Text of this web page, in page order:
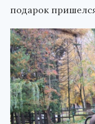
подарок